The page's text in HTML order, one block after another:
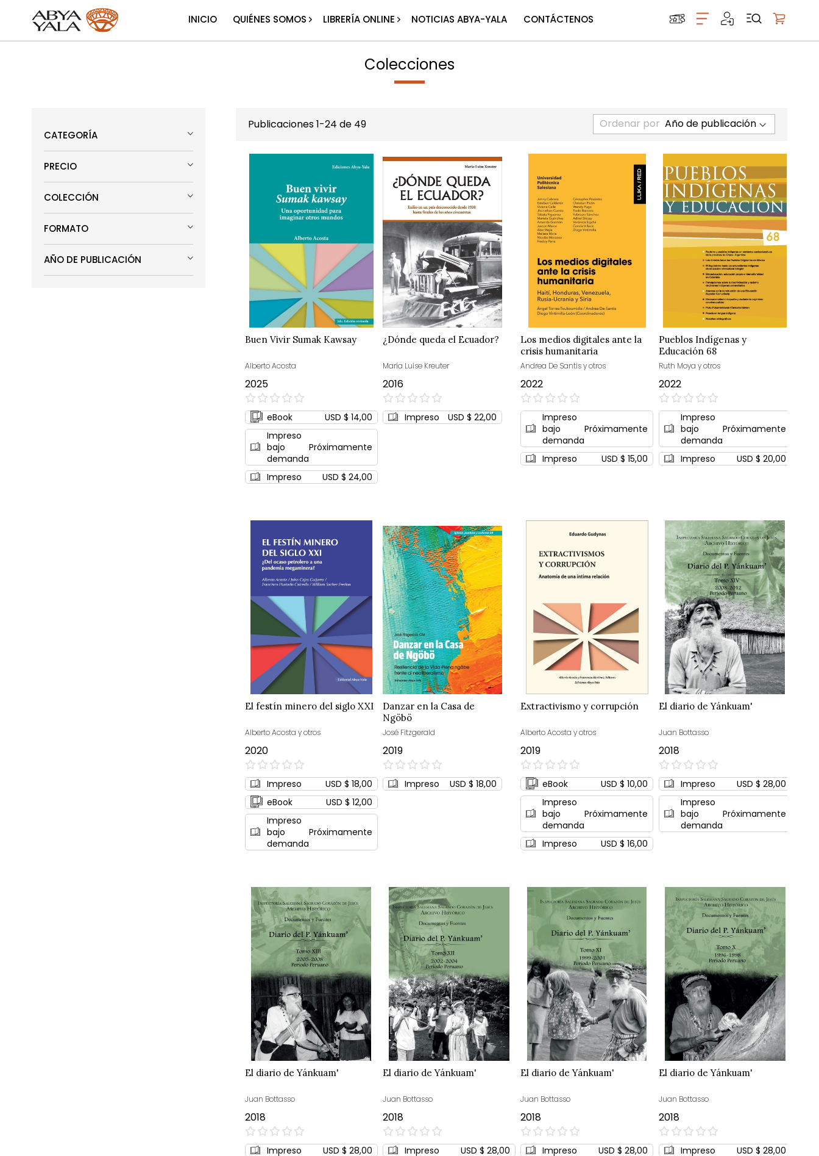
INICIO QUIÉNES SOMOS LIBRERÍA ONLINE NOTICIAS ABYA-YALA CONTÁCTENOS
Colecciones
Publicaciones1-24 de 49 Ordenar por
Buen Vivir Sumak Kawsay
Alberto Acosta
2025
0%
eBook
USD $ 14,00
Impreso
bajo
demanda
Próximamente
Impreso USD $ 24,00
¿Dónde queda el Ecuador?
María Luise Kreuter
2016
0%
Impreso USD $ 22,00
Los medios digitales ante la
crisis humanitaria
Andrea De Santis y otros
2022
0%
Impreso
bajo
demanda
Próximamente
Impreso USD $ 15,00
Pueblos Indígenas y
Educación 68
Ruth Moya y otros
2022
0%
Impreso
bajo
demanda
Próximamente
Impreso USD $ 20,00
El festín minero del siglo XXI
Alberto Acosta y otros
2020
0%
Impreso
USD $ 18,00
eBook
USD $ 12,00
Impreso
bajo
demanda
Próximamente
Danzar en la Casa de
Ngöbö
José Fitzgerald
2019
0%
Impreso USD $ 18,00
Extractivismo y corrupción
Alberto Acosta y otros
2019
0%
eBook
USD $ 10,00
Impreso
bajo
demanda
Próximamente
Impreso USD $ 16,00
El diario de Yánkuam'
Juan Bottasso
2018
0%
Impreso
USD $ 28,00
Impreso
bajo
demanda
Próximamente
El diario de Yánkuam'
Juan Bottasso
2018
0%
Impreso
USD $ 28,00
El diario de Yánkuam'
Juan Bottasso
2018
0%
Impreso
USD $ 28,00
El diario de Yánkuam'
Juan Bottasso
2018
0%
Impreso
USD $ 28,00
El diario de Yánkuam'
Juan Bottasso
2018
0%
Impreso
USD $ 28,00
CATEGORÍA
PRECIO
COLECCIÓN
FORMATO
AÑO DE PUBLICACIÓN